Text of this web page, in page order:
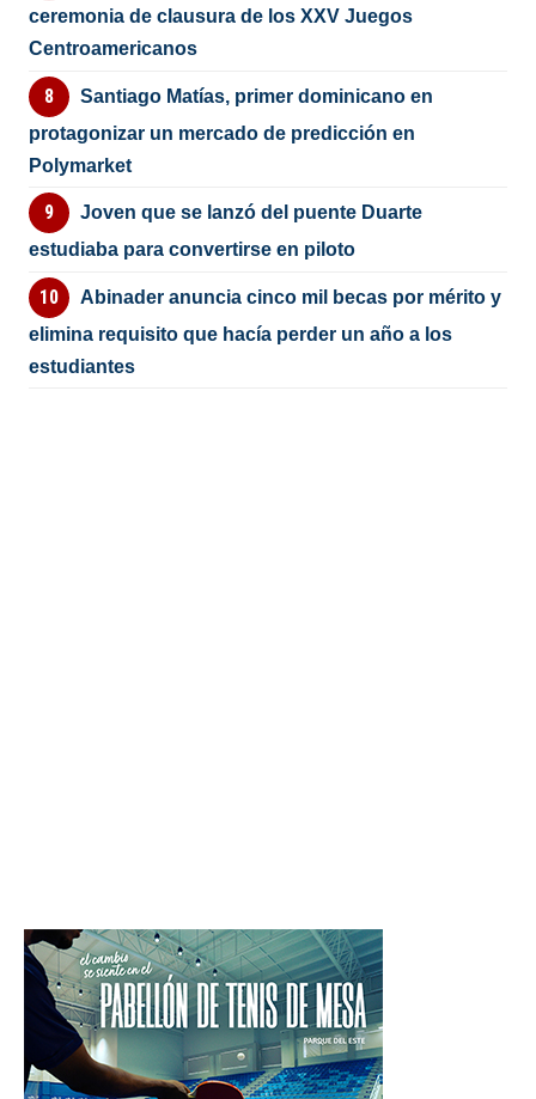
ceremonia de clausura de los XXV Juegos
Centroamericanos
Santiago Matías, primer dominicano en
protagonizar un mercado de predicción en
Polymarket
Joven que se lanzó del puente Duarte
estudiaba para convertirse en piloto
Abinader anuncia cinco mil becas por mérito y
elimina requisito que hacía perder un año a los
estudiantes